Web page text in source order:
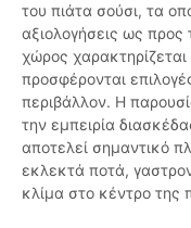
του πιάτα σούσι, τα
αξιολογήσεις ως προς
χώρος
προσφέρονται
περιβάλλον. Η
την εμπειρία
αποτελεί σημαντικό
εκλεκτά ποτά,
κλίμα στο κέντρο της